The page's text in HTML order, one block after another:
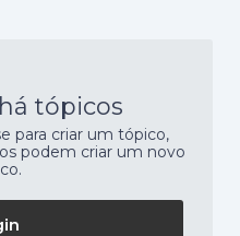
tópicos
para criar um tópico,
podem criar um novo